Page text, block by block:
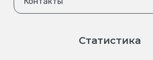
Статистика